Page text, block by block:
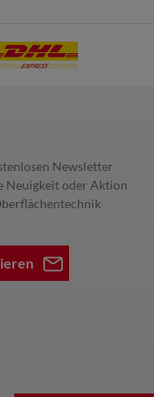
Newsletter
Neuigkeit oder Aktion